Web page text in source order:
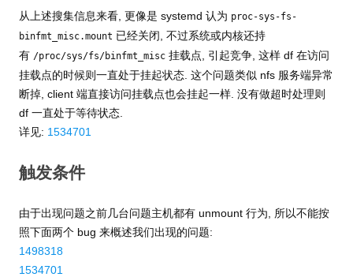
从上述搜集信息来看, 更像是 systemd 认为 proc-sys-fs-
binfmt_misc.mount 已经关闭, 不过系统或内核还持
有 /proc/sys/fs/binfmt_misc 挂载点, 引起竞争, 这样 df 在访问
挂载点的时候则一直处于挂起状态. 这个问题类似 nfs 服务端异常
断掉, client 端直接访问挂载点也会挂起一样. 没有做超时处理则
df 一直处于等待状态.
详见: 1534701
触发条件
由于出现问题之前几台问题主机都有 unmount 行为, 所以不能按
照下面两个 bug 来概述我们出现的问题:
1498318
1534701